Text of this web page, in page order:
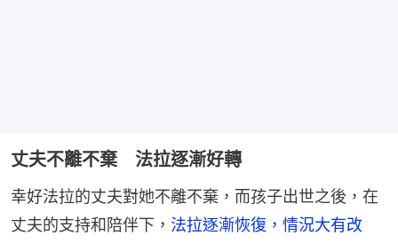
丈夫不離不棄 法拉逐漸好轉
幸好法拉的丈夫對她不離不棄，而孩子出世之後，在
丈夫的支持和陪伴下， 法拉逐漸恢復，情況大有改